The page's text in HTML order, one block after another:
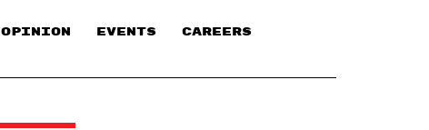
OPINION EVENTS CAREERS